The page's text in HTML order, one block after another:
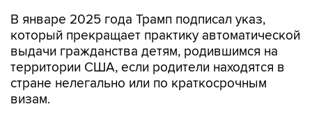
В январе 2025 года Трамп подписал указ,
который прекращает практику автоматической
выдачи гражданства детям, родившимся на
территории США, если родители находятся в
стране нелегально или по краткосрочным
визам.